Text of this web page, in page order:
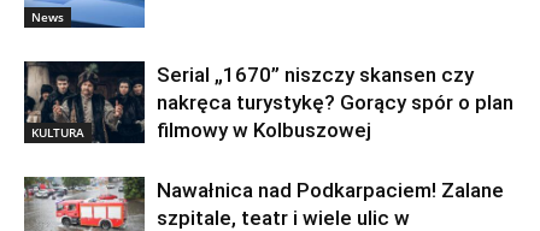
News
KULTURA
Serial „1670” niszczy skansen czy
nakręca turystykę? Gorący spór o plan
filmowy w Kolbuszowej
Nawałnica nad Podkarpaciem! Zalane
szpitale, teatr i wiele ulic w